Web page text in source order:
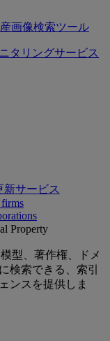
画像検索ツール
タリングサービス
サービス
Property
型、著作権、ドメ
検索できる、索引
ンスを提供しま